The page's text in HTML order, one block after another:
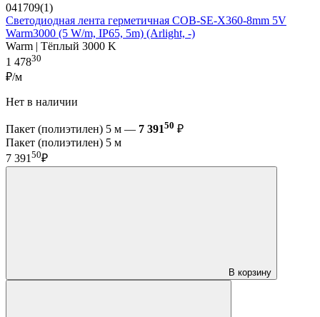
041709(1)
Светодиодная лента герметичная COB-SE-X360-8mm 5V
Warm3000 (5 W/m, IP65, 5m) (Arlight, -)
Warm | Тёплый 3000 K
1 47830
₽/м
Нет в наличии
Пакет (полиэтилен) 5 м — 7 39150 ₽
Пакет (полиэтилен) 5 м
7 39150₽
В корзину